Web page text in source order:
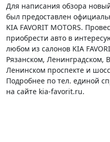
Для написания обзора
был предоставлен
KIA FAVORIT MOTORS.
приобрести авто в
любом из салонов KIA
Рязанском, Ленинградском,
Ленинском проспекте и
Подробнее по тел. единой
на сайте kia-favorit.ru.